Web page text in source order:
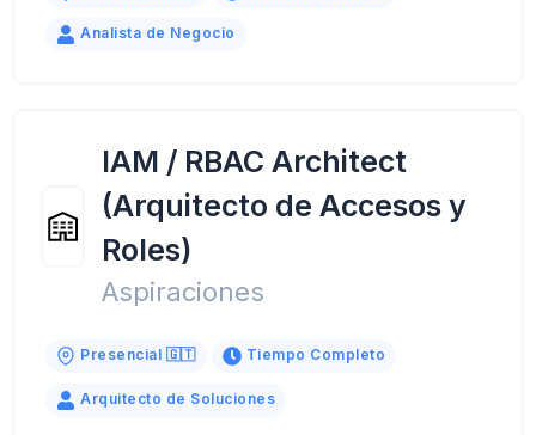
Analista de Negocio
IAM / RBAC Architect
(Arquitecto de Accesos y
Roles)
Aspiraciones
Presencial 🇬🇹 Tiempo Completo
Arquitecto de Soluciones